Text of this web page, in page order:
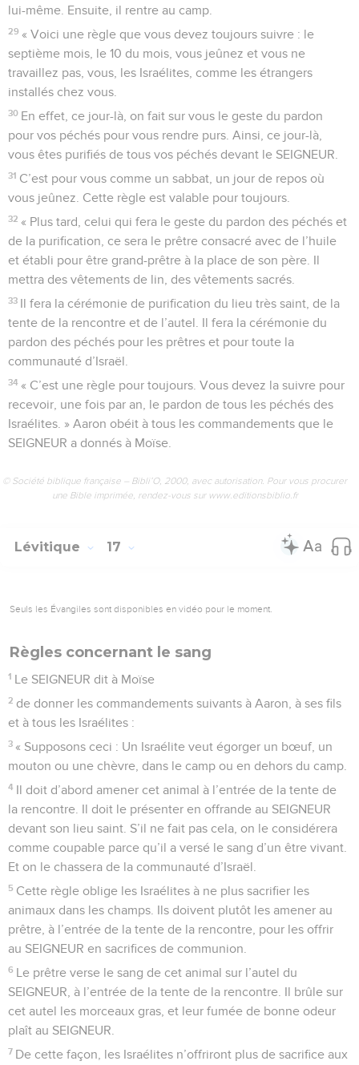
lui-même. Ensuite, il rentre au camp.
29 « Voici une règle que vous devez toujours suivre : le
septième mois, le 10 du mois, vous jeûnez et vous ne
travaillez pas, vous, les Israélites, comme les étrangers
installés chez vous.
30 En effet, ce jour-là, on fait sur vous le geste du pardon
pour vos péchés pour vous rendre purs. Ainsi, ce jour-là,
vous êtes purifiés de tous vos péchés devant le SEIGNEUR.
31 C’est pour vous comme un sabbat, un jour de repos où
vous jeûnez. Cette règle est valable pour toujours.
32 « Plus tard, celui qui fera le geste du pardon des péchés et
de la purification, ce sera le prêtre consacré avec de l’huile
et établi pour être grand-prêtre à la place de son père. Il
mettra des vêtements de lin, des vêtements sacrés.
33 Il fera la cérémonie de purification du lieu très saint, de la
tente de la rencontre et de l’autel. Il fera la cérémonie du
pardon des péchés pour les prêtres et pour toute la
communauté d’Israël.
34 « C’est une règle pour toujours. Vous devez la suivre pour
recevoir, une fois par an, le pardon de tous les péchés des
Israélites. » Aaron obéit à tous les commandements que le
SEIGNEUR a donnés à Moïse.
© Société biblique française – Bibli’O, 2000, avec autorisation. Pour vous procurer
une Bible imprimée, rendez-vous sur www.editionsbiblio.fr
Lévitique 17
Seuls les Évangiles sont disponibles en vidéo pour le moment.
Règles concernant le sang
1 Le SEIGNEUR dit à Moïse
2 de donner les commandements suivants à Aaron, à ses fils
et à tous les Israélites :
3 « Supposons ceci : Un Israélite veut égorger un bœuf, un
mouton ou une chèvre, dans le camp ou en dehors du camp.
4 Il doit d’abord amener cet animal à l’entrée de la tente de
la rencontre. Il doit le présenter en offrande au SEIGNEUR
devant son lieu saint. S’il ne fait pas cela, on le considérera
comme coupable parce qu’il a versé le sang d’un être vivant.
Et on le chassera de la communauté d’Israël.
5 Cette règle oblige les Israélites à ne plus sacrifier les
animaux dans les champs. Ils doivent plutôt les amener au
prêtre, à l’entrée de la tente de la rencontre, pour les offrir
au SEIGNEUR en sacrifices de communion.
6 Le prêtre verse le sang de cet animal sur l’autel du
SEIGNEUR, à l’entrée de la tente de la rencontre. Il brûle sur
cet autel les morceaux gras, et leur fumée de bonne odeur
plaît au SEIGNEUR.
7 De cette façon, les Israélites n’offriront plus de sacrifice aux